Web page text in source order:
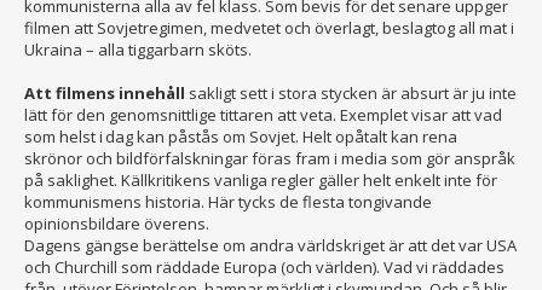
kommunisterna alla av fel klass. Som bevis för det senare uppger
filmen att Sovjetregimen, medvetet och överlagt, beslagtog all mat i
Ukraina – alla tiggarbarn sköts.
Att filmens innehåll sakligt sett i stora stycken är absurt är ju inte
lätt för den genomsnittlige tittaren att veta. Exemplet visar att vad
som helst i dag kan påstås om Sovjet. Helt opåtalt kan rena
skrönor och bildförfalskningar föras fram i media som gör anspråk
på saklighet. Källkritikens vanliga regler gäller helt enkelt inte för
kommunismens historia. Här tycks de flesta tongivande
opinionsbildare överens.
Dagens gängse berättelse om andra världskriget är att det var USA
och Churchill som räddade Europa (och världen). Vad vi räddades